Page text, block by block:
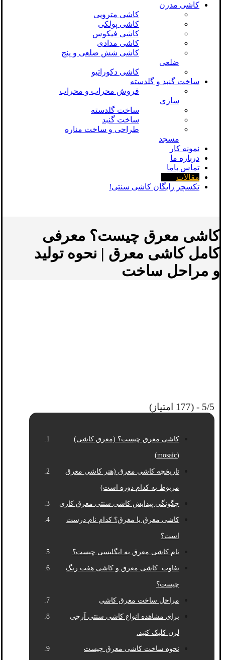
کاشی مدرن
کاشی مترویی
کاشی پولکی
کاشی فیکوس
کاشی مدادی
کاشی شش ضلعی و پنج
ضلعی
کاشی دکوراتیو
ساخت گنبد و گلدسته
فروش محراب و محراب
سازی
ساخت گلدسته
ساخت گنبد
طراحی و ساخت مناره
مسجد
نمونه کار
درباره ما
تماس باما
مقالات
تکسچر رایگان کاشی سنتی!
کاشی معرق چیست؟ معرفی
کامل کاشی معرق | نحوه تولید
و مراحل ساخت
5/5 - (177 امتیاز)
کاشی معرق چیست؟ (معرق کاشی)
(mosaic)
تاریخچه کاشی معرق (هنر کاشی معرق
مربوط به کدام دوره است)
چگونگی پیدایش کاشی سنتی معرق کاری
کاشی معرق یا مغرق؟ کدام نام درست
است؟
نام کاشی معرق به انگلیسی چیست؟
تفاوت کاشی معرق و کاشی هفت رنگ
چیست؟
مراحل ساخت معرق کاشی
برای مشاهده انواع کاشی سنتی آرچی
لرن کلیک کنید.
نحوه ساخت کاشی معرق چیست